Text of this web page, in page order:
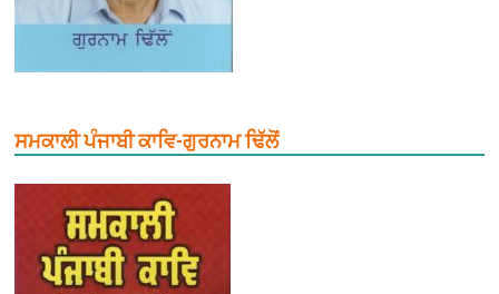
ਸਮਕਾਲੀ ਪੰਜਾਬੀ ਕਾਵਿ-ਗੁਰਨਾਮ ਢਿੱਲੋਂ